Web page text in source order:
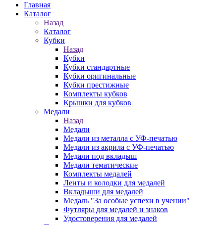
Главная
Каталог
Назад
Каталог
Кубки
Назад
Кубки
Кубки стандартные
Кубки оригинальные
Кубки престижные
Комплекты кубков
Крышки для кубков
Медали
Назад
Медали
Медали из металла с УФ-печатью
Медали из акрила с УФ-печатью
Медали под вкладыш
Медали тематические
Комплекты медалей
Ленты и колодки для медалей
Вкладыши для медалей
Медаль "За особые успехи в учении"
Футляры для медалей и знаков
Удостоверения для медалей